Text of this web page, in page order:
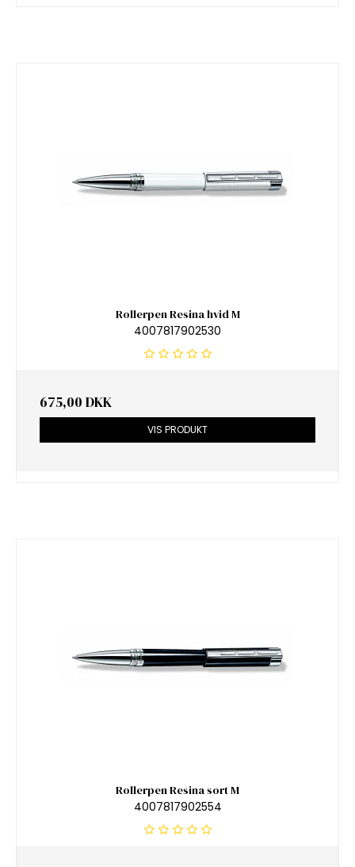
Rollerpen Resina hvid M
4007817902530
675,00 DKK
VIS PRODUKT
Rollerpen Resina sort M
4007817902554